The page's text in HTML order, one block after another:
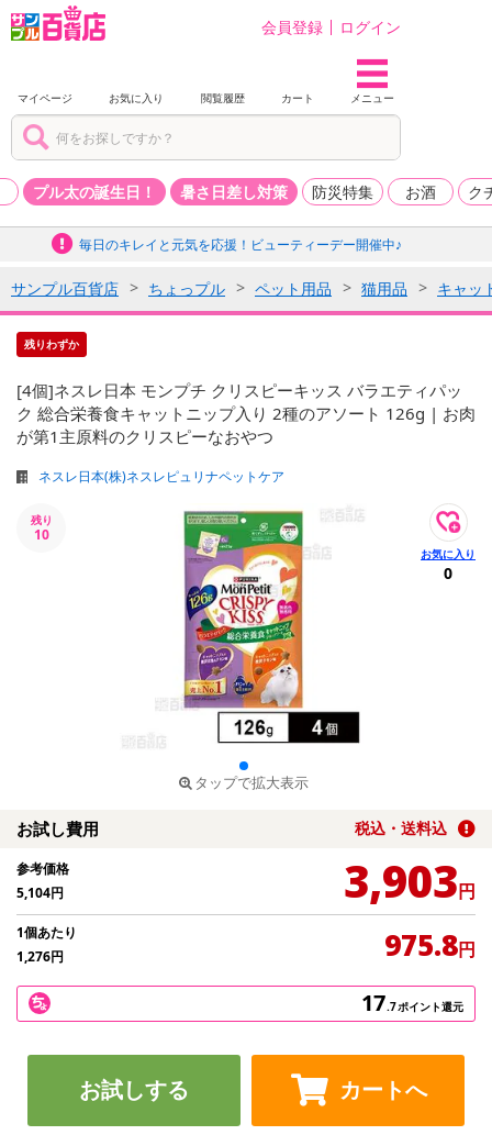
会員登録 ログイン
マイページ お気に入り 閲覧履歴 カート メニュー
プル太の誕生日！ 暑さ日差し対策 防災特集 お酒 ク
毎日のキレイと元気を応援！ビューティーデー開催中♪
サンプル百貨店 ちょっプル ペット用品 猫用品 キャッ
残りわずか
[4個]ネスレ日本 モンプチ クリスピーキッス バラエティパッ
ク 総合栄養食キャットニップ入り 2種のアソート 126g | お肉
が第1主原料のクリスピーなおやつ
ネスレ日本(株)ネスレピュリナペットケア
残り
10
タップで拡大表示
0
お試し費用 税込・送料込
参考価格
5,104円 3,903円
1個あたり
1,276円 975.8円
17.7ポイント還元
お試しする カートへ